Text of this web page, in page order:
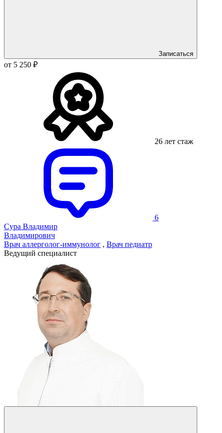
Записаться
от 5 250 ₽
26 лет стаж
6
Сура Владимир
Владимирович
Врач аллерголог-иммунолог , Врач педиатр
Ведущий специалист